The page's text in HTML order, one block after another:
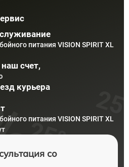
питания VISION SPIRIT XL
счет,
курьера
питания VISION SPIRIT XL
со